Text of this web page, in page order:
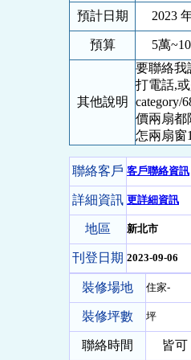
預計日期 2023
預算 5萬
其他說明
要聯絡我
打電話,或
category/
價兩扇都
怎兩扇窗
聯絡客戶 客戶聯絡資訊
詳細資訊 更詳細資訊
地區 新北市
刊登日期 2023-09-06
裝修場地 住家-
裝修坪數 坪
聯絡時間 皆可